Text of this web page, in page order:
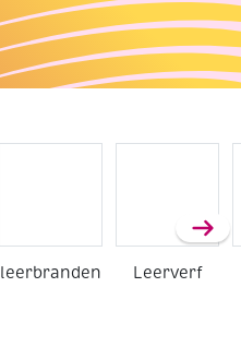
leerbranden Leerverf